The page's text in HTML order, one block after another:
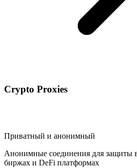
Crypto Proxies
Приватный и анонимный
Анонимные соединения для защиты
биржах и DeFi платформах